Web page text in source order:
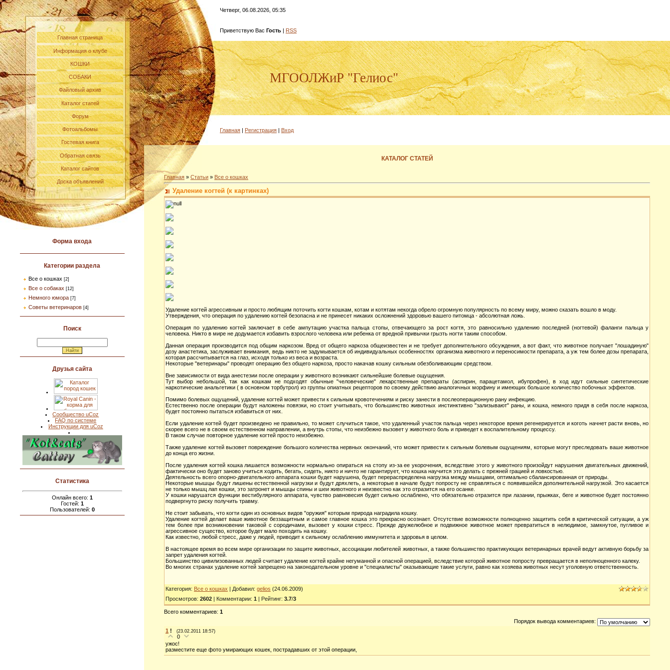
Главная страница
Информация о клубе
КОШКИ
СОБАКИ
Файловый архив
Каталог статей
Форум
Фотоальбомы
Гостевая книга
Обратная связь
Каталог сайтов
Доска объявлений
Форма входа
Категории раздела
Все о кошках [2]
Все о собаках [12]
Немного юмора [7]
Советы ветеринаров [4]
Поиск
Друзья сайта
Сообщество uCoz
FAQ по системе
Инструкции для uCoz
Статистика
Онлайн всего: 1
Гостей: 1
Пользователей: 0
Четверг, 06.08.2026, 05:35
Приветствую Вас Гость | RSS
МГООЛЖиР "Гелиос"
Главная | Регистрация | Вход
КАТАЛОГ СТАТЕЙ
Главная » Статьи » Все о кошках
Удаление когтей (к картинках)
Удаление когтей агрессивным и просто любящим поточить когти кошкам, котам и котятам некогда обрело огромную популярность по всему миру, можно сказать вошло в моду.
Утверждения, что операция по удалению когтей безопасна и не принесет никаких осложнений здоровью вашего питомца - абсолютная ложь.
Операция по удалению когтей заключает в себе ампутацию участка пальца стопы, отвечающего за рост когтя, это равносильно удалению последней (ногтевой) фаланги пальца у
человека. Никто в мире не додумается избавить взрослого человека или ребенка от вредной привычки грызть ногти таким способом.
Данная операция производится под общим наркозом. Вред от общего наркоза общеизвестен и не требует дополнительного обсуждения, а вот факт, что животное получает "лошадиную"
дозу анастетика, заслуживает внимания, ведь никто не задумывается об индивидуальных особенностях организма животного и переносимости препарата, а уж тем более дозы препарата,
которая рассчитывается на глаз, исходя только из веса и возраста.
Некоторые "ветеринары" проводят операцию без общего наркоза, просто накачав кошку сильным обезболивающим средством.
Вне зависимости от вида анестезии после операции у животного возникают сильнейшие болевые ощущения.
Тут выбор небольшой, так как кошкам не подходят обычные "человеческие" лекарственные препараты (аспирин, парацетамол, ибупрофен), в ход идут сильные синтетические
наркотические анальгетики ( в основном торбутрол) из группы опиатных рецепторов по своему действию аналогичных морфину и имеющих большое количество побочных эффектов.
Помимо болевых ощущений, удаление когтей может привести к сильным кровотечениям и риску занести в послеоперационную рану инфекцию.
Естественно после операции будут наложены повязки, но стоит учитывать, что большинство животных инстинктивно "зализывают" раны, и кошка, немного придя в себя после наркоза,
будет постоянно пытаться избавиться от них.
Если удаление когтей будет произведено не правильно, то может случиться такое, что удаленный участок пальца через некоторое время регенерируется и коготь начнет расти вновь, но
скорее всего не в своем естественном направлении, а внутрь стопы, что неизбежно вызовет у животного боль и приведет к воспалительному процессу.
В таком случае повторное удаление когтей просто неизбежно.
Также удаление когтей вызовет повреждение большого количества нервных окончаний, что может привести к сильным болевым ощущениям, которые могут преследовать ваше животное
до конца его жизни.
После удаления когтей кошка лишается возможности нормально опираться на стопу из-за ее укорочения, вследствие этого у животного произойдут нарушения двигательных движений,
фактически оно будет заново учиться ходить, бегать, сидеть, никто и ничто не гарантирует, что кошка научится это делать с прежней грацией и ловкостью.
Деятельность всего опорно-двигательного аппарата кошки будет нарушена, будет перераспределена нагрузка между мышцами, оптимально сбалансированная от природы.
Некоторые мышцы будут лишены естественной нагрузки и будут дряхлеть, а некоторые в начале будут попросту не справляться с появившейся дополнительной нагрузкой. Это касается
не только мышц лап кошки, это затронет и мышцы спины и шеи животного и неизвестно как это отразится на его осанке.
У кошки нарушатся функции вестибулярного аппарата, чувство равновесия будет сильно ослаблено, что обязательно отразится при лазании, прыжках, беге и животное будет постоянно
подвергнуто риску получить травму.
Не стоит забывать, что когти один из основных видов "оружия" которым природа наградила кошку.
Удаление когтей делает ваше животное беззащитным и самое главное кошка это прекрасно осознает. Отсутствие возможности полноценно защитить себя в критической ситуации, а уж
тем более при возникновении таковой с сородичами, вызовет у кошки стресс. Прежде дружелюбное и подвижное животное может превратиться в нелюдимое, замкнутое, пугливое и
агрессивное существо, которое будет мало походить на кошку.
Как известно, любой стресс, даже у людей, приводит к сильному ослаблению иммунитета и здоровья в целом.
В настоящее время во всем мире организации по защите животных, ассоциации любителей животных, а также большинство практикующих ветеринарных врачей ведут активную борьбу за
запрет удаления когтей.
Большинство цивилизованных людей считает удаление когтей крайне негуманной и опасной операцией, вследствие которой животное попросту превращается в неполноценного калеку.
Во многих странах удаление когтей запрещено на законодательном уровне и "специалисты" оказывающие такие услуги, равно как хозяева животных несут уголовную ответственность.
Категория: Все о кошках | Добавил: gelios (24.06.2009)
Просмотров: 2602 | Комментарии: 1 | Рейтинг: 3.7/3
Всего комментариев: 1
Порядок вывода комментариев:
1 ! (23.02.2011 18:57)
0
ужос!
разместите еще фото умирающих кошек, пострадавших от этой операции,